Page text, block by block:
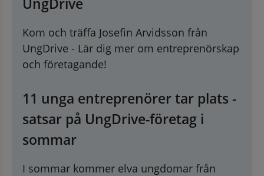
Kom och träffa Josefin Arvidsson från
UngDrive - Lär dig mer om entreprenörskap
och företagande!
11 unga entreprenörer tar plats -
satsar på UngDrive-företag i
sommar
I sommar kommer elva ungdomar från